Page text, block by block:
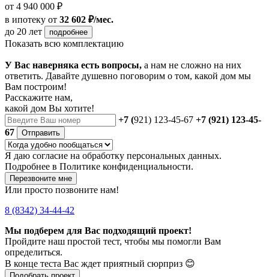
от 4 940 000 ₽
в ипотеку от 32 602 ₽/мес.
до 20 лет
подробнее
Показать всю комплектацию
У Вас наверняка есть вопросы, а нам не сложно на них
ответить. Давайте душевно поговорим о том, какой дом мы
Вам построим!
Расскажите нам,
какой дом Вы хотите!
+7 (921) 123-45-67 +7 (921) 123-45-
67
Отправить
Я даю согласие на обработку персональных данных.
Подробнее в Политике конфиденциальности.
Перезвоните мне
Или просто позвоните нам!
8 (8342) 34-44-42
Мы подберем для Вас подходящий проект!
Пройдите наш простой тест, чтобы мы помогли Вам
определиться.
В конце теста Вас ждет приятный сюрприз 😊